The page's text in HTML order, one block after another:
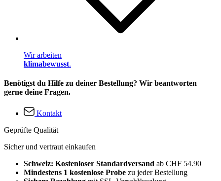
Wir arbeiten
klimabewusst.
Benötigst du Hilfe zu deiner Bestellung? Wir beantworten
gerne deine Fragen.
Kontakt
Geprüfte Qualität
Sicher und vertraut einkaufen
Schweiz: Kostenloser Standardversand ab CHF 54.90
Mindestens 1 kostenlose Probe zu jeder Bestellung